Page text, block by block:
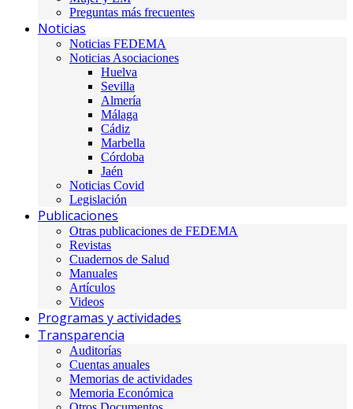
Preguntas más frecuentes
Noticias
Noticias FEDEMA
Noticias Asociaciones
Huelva
Sevilla
Almería
Málaga
Cádiz
Marbella
Córdoba
Jaén
Noticias Covid
Legislación
Publicaciones
Otras publicaciones de FEDEMA
Revistas
Cuadernos de Salud
Manuales
Artículos
Videos
Programas y actividades
Transparencia
Auditorías
Cuentas anuales
Memorias de actividades
Memoria Económica